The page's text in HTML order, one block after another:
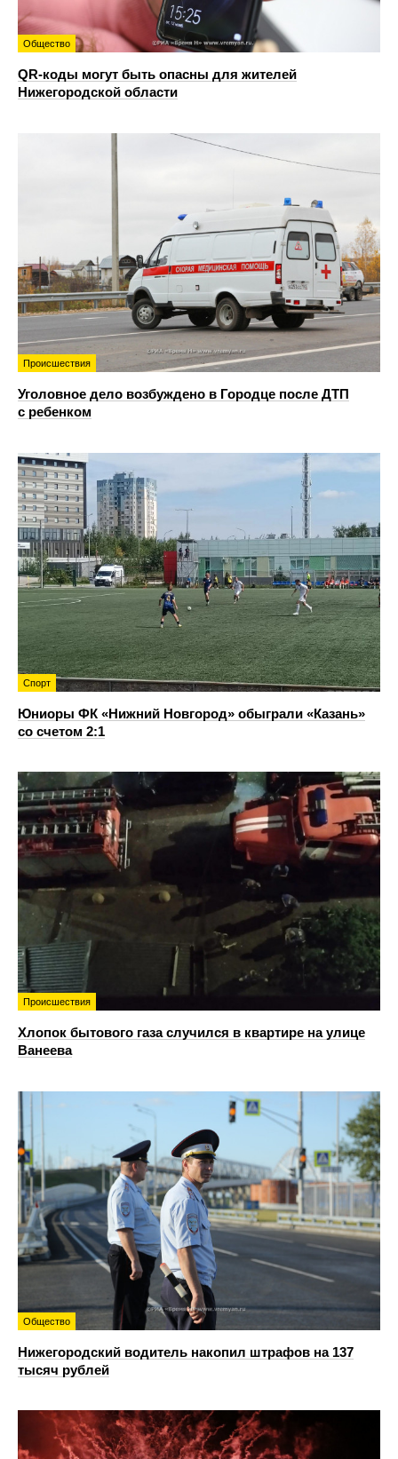
Общество
QR-коды могут быть опасны для жителей
Нижегородской области
Происшествия
Уголовное дело возбуждено в Городце после ДТП
с ребенком
Спорт
Юниоры ФК «Нижний Новгород» обыграли «Казань»
со счетом 2:1
Происшествия
Хлопок бытового газа случился в квартире на улице
Ванеева
Общество
Нижегородский водитель накопил штрафов на 137
тысяч рублей